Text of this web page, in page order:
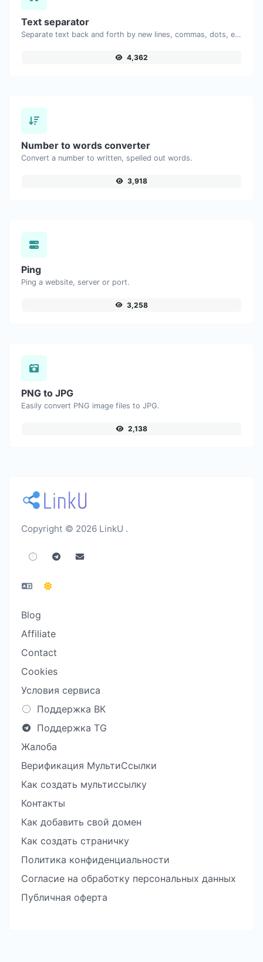
Text separator
Separate text back and forth by new lines, commas, dots, etc.
4,362
Number to words converter
Convert a number to written, spelled out words.
3,918
Ping
Ping a website, server or port.
3,258
PNG to JPG
Easily convert PNG image files to JPG.
2,138
Copyright © 2026 LinkU .
Blog
Affiliate
Contact
Cookies
Условия сервиса
Поддержка ВК
Поддержка TG
Жалоба
Верификация МультиСсылки
Как создать мультиссылку
Контакты
Как добавить свой домен
Как создать страничку
Политика конфиденциальности
Согласие на обработку персональных данных
Публичная оферта